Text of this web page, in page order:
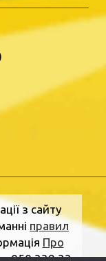
з сайту
правил
Про